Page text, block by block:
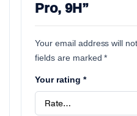
Pro, 9H”
Your email address will
fields are marked*
Your rating *